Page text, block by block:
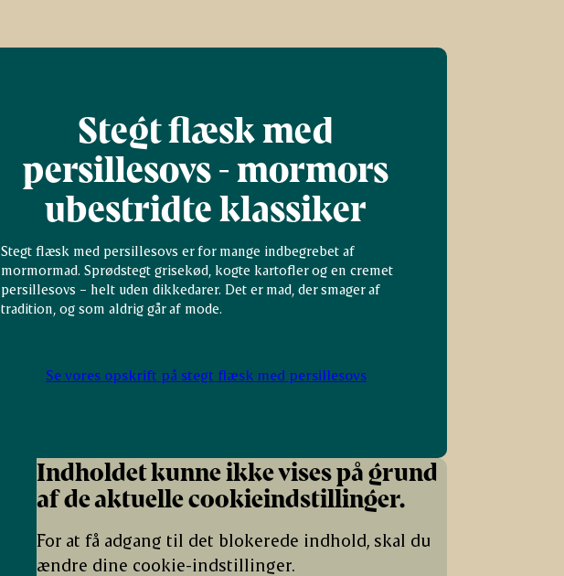
Stegt flæsk med
persillesovs - mormors
ubestridte klassiker
Stegt flæsk med persillesovs er for mange indbegrebet af
mormormad. Sprødstegt grisekød, kogte kartofler og en cremet
persillesovs – helt uden dikkedarer. Det er mad, der smager af
tradition, og som aldrig går af mode.
Se vores opskrift på stegt flæsk med persillesovs
Indholdet kunne ikke vises på grund
af de aktuelle cookieindstillinger.
For at få adgang til det blokerede indhold, skal du
ændre dine cookie-indstillinger.